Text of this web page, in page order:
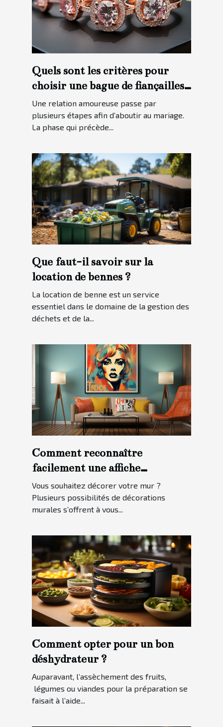
Quels sont les critères pour
choisir une bague de fiançailles
?
Une relation amoureuse passe par
plusieurs étapes afin d’aboutir au mariage.
La phase qui précède...
Que faut-il savoir sur la
location de bennes ?
La location de benne est un service
essentiel dans le domaine de la gestion des
déchets et de la...
Comment reconnaître
facilement une affiche
personnalisée ?
Vous souhaitez décorer votre mur ?
Plusieurs possibilités de décorations
murales s’offrent à vous...
Comment opter pour un bon
déshydrateur ?
Auparavant, l’assèchement des fruits,
légumes ou viandes pour la préparation se
faisait à l’aide...